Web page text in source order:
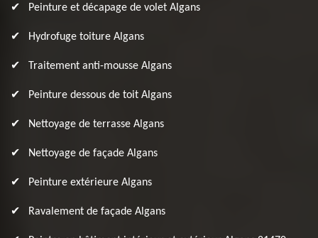
Peinture et décapage de volet Algans
Hydrofuge toiture Algans
Traitement anti-mousse Algans
Peinture dessous de toit Algans
Nettoyage de terrasse Algans
Nettoyage de façade Algans
Peinture extérieure Algans
Ravalement de façade Algans